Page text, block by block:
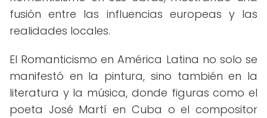
fusión entre las influencias europeas y las
realidades locales.
El Romanticismo en América Latina no solo se
manifestó en la pintura, sino también en la
literatura y la música, donde figuras como el
poeta José Martí en Cuba o el compositor